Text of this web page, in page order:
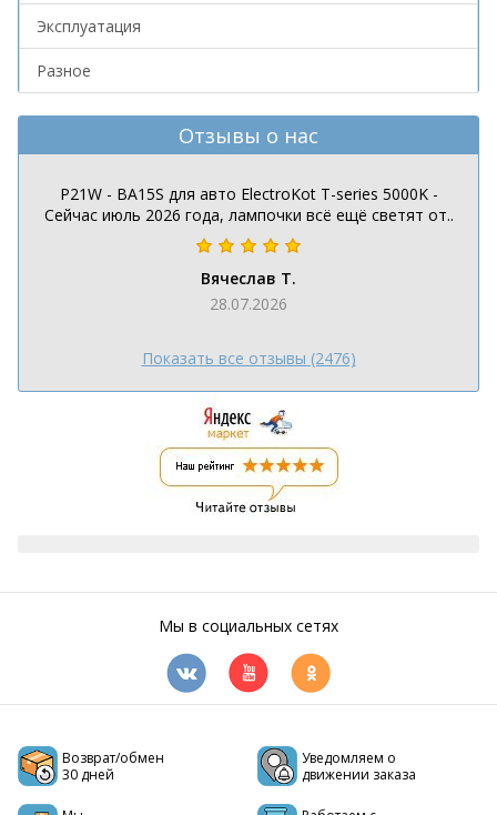
Эксплуатация
Разное
Отзывы о нас
P21W - BA15S для авто ElectroKot T-series 5000K -
Сейчас июль 2026 года, лампочки всё ещё светят от..
Вячеслав Т.
28.07.2026
Показать все отзывы (2476)
Мы в социальных сетях
Возврат/обмен
30 дней
Уведомляем о
движении заказа